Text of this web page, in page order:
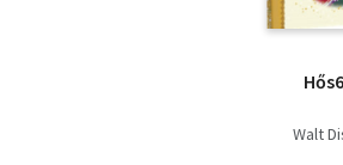
Walt